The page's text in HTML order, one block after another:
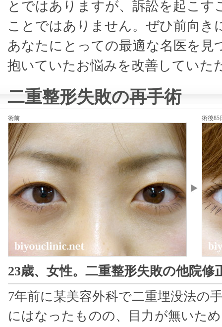
とではありますが、訴訟を起こ
ことではありません。ぜひ前向き
あなたにとっての最適な名医を見
抱いていたお悩みを改善していた
二重整形失敗の再手術
術前 術後85
23歳、女性。二重整形失敗の他院
7年前に某美容外科で二重埋没法の
にはなったものの、目力が無いた